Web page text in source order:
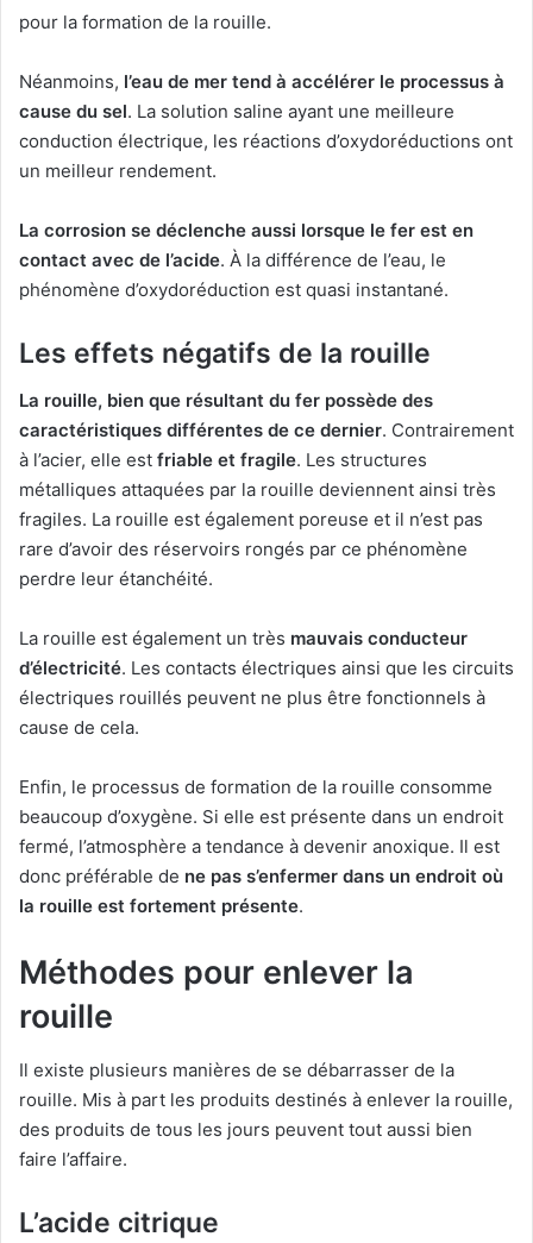
pour la formation de la rouille.
Néanmoins, l’eau de mer tend à accélérer le processus à
cause du sel. La solution saline ayant une meilleure
conduction électrique, les réactions d’oxydoréductions ont
un meilleur rendement.
La corrosion se déclenche aussi lorsque le fer est en
contact avec de l’acide. À la différence de l’eau, le
phénomène d’oxydoréduction est quasi instantané.
Les effets négatifs de la rouille
La rouille, bien que résultant du fer possède des
caractéristiques différentes de ce dernier. Contrairement
à l’acier, elle est friable et fragile. Les structures
métalliques attaquées par la rouille deviennent ainsi très
fragiles. La rouille est également poreuse et il n’est pas
rare d’avoir des réservoirs rongés par ce phénomène
perdre leur étanchéité.
La rouille est également un très mauvais conducteur
d’électricité. Les contacts électriques ainsi que les circuits
électriques rouillés peuvent ne plus être fonctionnels à
cause de cela.
Enfin, le processus de formation de la rouille consomme
beaucoup d’oxygène. Si elle est présente dans un endroit
fermé, l’atmosphère a tendance à devenir anoxique. Il est
donc préférable de ne pas s’enfermer dans un endroit où
la rouille est fortement présente.
Méthodes pour enlever la
rouille
Il existe plusieurs manières de se débarrasser de la
rouille. Mis à part les produits destinés à enlever la rouille,
des produits de tous les jours peuvent tout aussi bien
faire l’affaire.
L’acide citrique